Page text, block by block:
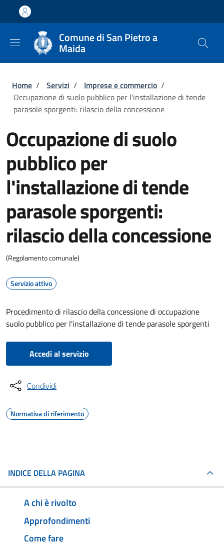
Salta al contenuto principale
Skip to footer content
Comune di San Pietro a
Maida
Briciole di pane
Home / Servizi / Imprese e commercio /
Occupazione di suolo pubblico per l'installazione di tende
parasole sporgenti: rilascio della concessione
Occupazione di suolo
pubblico per
l'installazione di tende
parasole sporgenti:
rilascio della concessione
(Regolamento comunale)
Servizio attivo
Procedimento di rilascio della concessione di occupazione
suolo pubblico per l'installazione di tende parasole sporgenti
Accedi al servizio
Condividi
Normativa di riferimento
INDICE DELLA PAGINA
A chi è rivolto
Approfondimenti
Come fare